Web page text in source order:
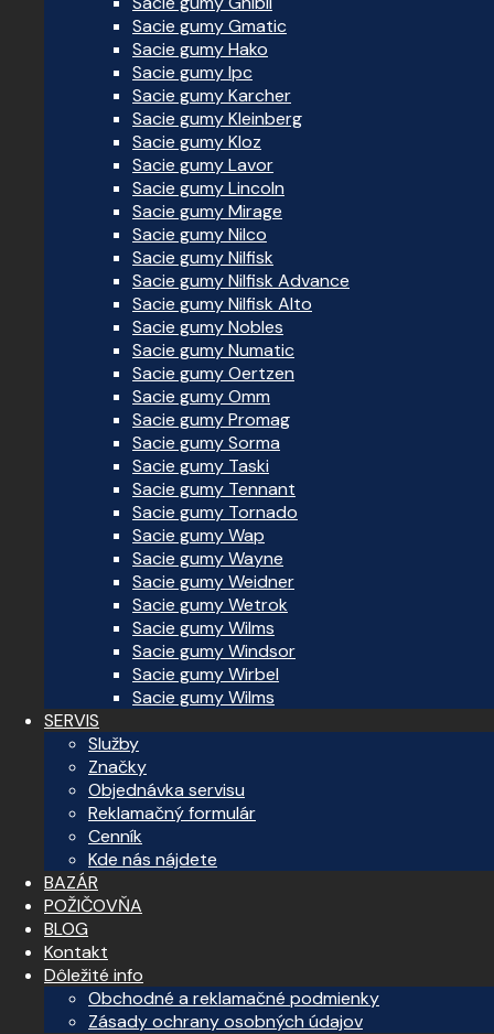
Sacie gumy Gmatic
Sacie gumy Hako
Sacie gumy Ipc
Sacie gumy Karcher
Sacie gumy Kleinberg
Sacie gumy Kloz
Sacie gumy Lavor
Sacie gumy Lincoln
Sacie gumy Mirage
Sacie gumy Nilco
Sacie gumy Nilfisk
Sacie gumy Nilfisk Advance
Sacie gumy Nilfisk Alto
Sacie gumy Nobles
Sacie gumy Numatic
Sacie gumy Oertzen
Sacie gumy Omm
Sacie gumy Promag
Sacie gumy Sorma
Sacie gumy Taski
Sacie gumy Tennant
Sacie gumy Tornado
Sacie gumy Wap
Sacie gumy Wayne
Sacie gumy Weidner
Sacie gumy Wetrok
Sacie gumy Wilms
Sacie gumy Windsor
Sacie gumy Wirbel
Sacie gumy Wilms
SERVIS
Služby
Značky
Objednávka servisu
Reklamačný formulár
Cenník
Kde nás nájdete
BAZÁR
POŽIČOVŇA
BLOG
Kontakt
Dôležité info
Obchodné a reklamačné podmienky
Zásady ochrany osobných údajov